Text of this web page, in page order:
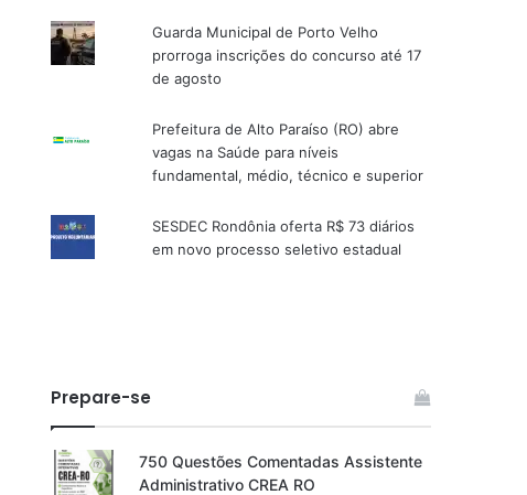
Guarda Municipal de Porto Velho
prorroga inscrições do concurso até 17
de agosto
Prefeitura de Alto Paraíso (RO) abre
vagas na Saúde para níveis
fundamental, médio, técnico e superior
SESDEC Rondônia oferta R$ 73 diários
em novo processo seletivo estadual
Prepare-se
750 Questões Comentadas Assistente
Administrativo CREA RO